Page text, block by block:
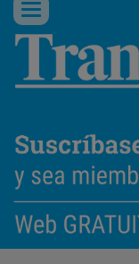
Conmutar
navegación